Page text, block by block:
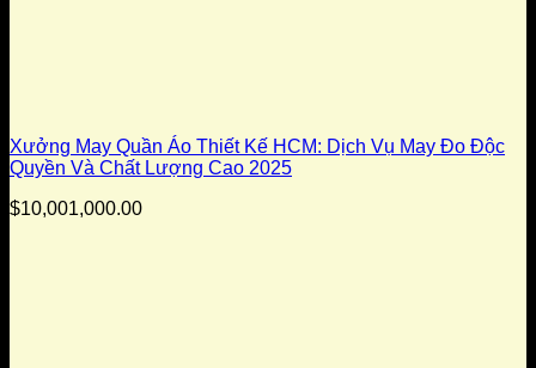
Xưởng May Quần Áo Thiết Kế HCM: Dịch Vụ May Đo Độc
Quyền Và Chất Lượng Cao 2025
$10,001,000.00